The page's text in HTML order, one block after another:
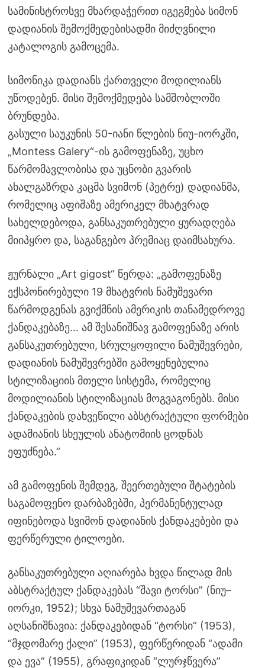
სამინისტროსვე მხარდაჭერით იგეგმება სიმონ
დადიანის შემოქმედებისადმი მიძღვნილი
კატალოგის გამოცემა.
სიმონიკა დადიანს ქართველი მოდილიანს
უწოდებენ. მისი შემოქმედება სამშობლოში
ბრუნდება.
გასული საუკუნის 50-იანი წლების ნიუ-იორკში,
„Montess Galery“-ის გამოფენაზე, უცხო
წარმომავლობისა და უცნობი გვარის
ახალგაზრდა კაცმა სვიმონ (პეტრე) დადიანმა,
რომელიც აფიშაზე ამერიკელ მხატვრად
სახელდებოდა, განსაკუთრებული ყურადღება
მიიპყრო და, საგანგებო პრემიაც დაიმსახურა.
ჟურნალი „Art gigost“ წერდა: „გამოფენაზე
ექსპონირებული 19 მხატვრის ნამუშევარი
წარმოდგენას გვიქმნის ამერიკის თანამედროვე
ქანდაკებაზე… ამ შესანიშნავ გამოფენაზე არის
განსაკუთრებული, სრულყოფილი ნამუშევრები,
დადიანის ნამუშევრებში გამოყენებულია
სტილიზაციის მთელი სისტემა, რომელიც
მოდილიანის სტილიზაციას მოგვაგონებს. მისი
ქანდაკების დახვეწილი აბსტრაქტული ფორმები
ადამიანის სხეულის ანატომიის ცოდნას
ეფუძნება.”
ამ გამოფენის შემდეგ, შეერთებული შტატების
საგამოფენო დარბაზებში, პერმანენტულად
იფინებოდა სვიმონ დადიანის ქანდაკებები და
ფერწერული ტილოები.
განსაკუთრებული აღიარება ხვდა წილად მის
აბსტრაქტულ ქანდაკებას “შავი ტორსი” (ნიუ–
იორკი, 1952); სხვა ნამუშევართაგან
აღსანიშნავია: ქანდაკებიდან “ტორსი” (1953),
“მჯდომარე ქალი” (1953), ფერწერიდან “ადამი
და ევა” (1955), გრაფიკიდან “ლურჯწვერა”